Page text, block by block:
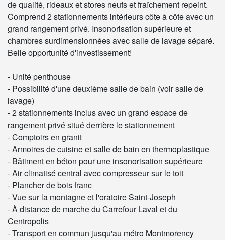
de qualité, rideaux et stores neufs et fraîchement repeint.
Comprend 2 stationnements intérieurs côte à côte avec un
grand rangement privé. Insonorisation supérieure et
chambres surdimensionnées avec salle de lavage séparé.
Belle opportunité d'investissement!
- Unité penthouse
- Possibilité d'une deuxième salle de bain (voir salle de
lavage)
- 2 stationnements inclus avec un grand espace de
rangement privé situé derrière le stationnement
- Comptoirs en granit
- Armoires de cuisine et salle de bain en thermoplastique
- Bâtiment en béton pour une insonorisation supérieure
- Air climatisé central avec compresseur sur le toit
- Plancher de bois franc
- Vue sur la montagne et l'oratoire Saint-Joseph
- À distance de marche du Carrefour Laval et du
Centropolis
- Transport en commun jusqu'au métro Montmorency